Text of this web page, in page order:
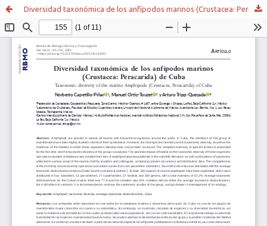
Diversidad taxonómica de los anfípodos marinos (Crustacea: Peracarida) de Cuba